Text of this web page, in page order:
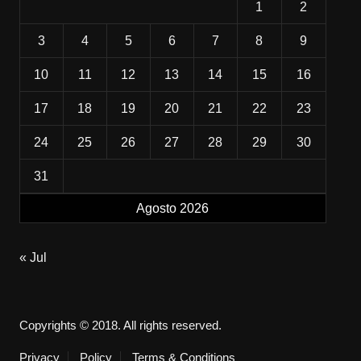
Agosto 2026
1 2
3 4 5 6 7 8 9
10 11 12 13 14 15 16
17 18 19 20 21 22 23
24 25 26 27 28 29 30
31
« Jul
Copyrights © 2018. All rights reserved.
Privacy Policy Terms & Conditions